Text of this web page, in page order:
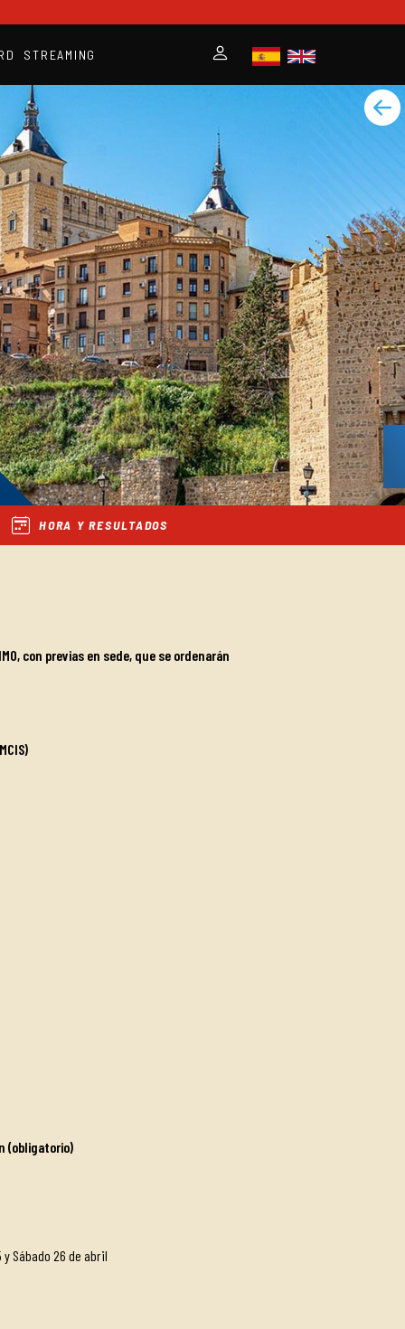
STREAMING
HORA Y RESULTADOS
con previas en sede, que se ordenarán
(obligatorio)
Sábado 26 de abril